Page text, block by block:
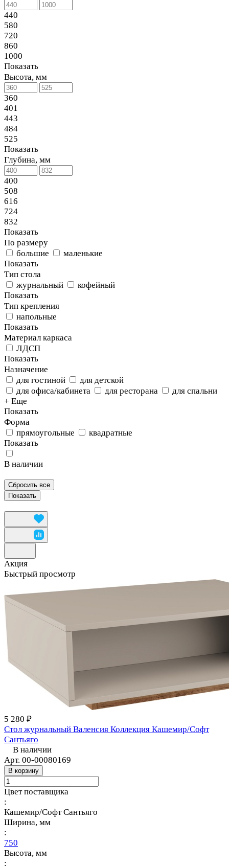
440
580
720
860
1000
Показать
Высота, мм
360
401
443
484
525
Показать
Глубина, мм
400
508
616
724
832
Показать
По размеру
большие
маленькие
Показать
Тип стола
журнальный
кофейный
Показать
Тип крепления
напольные
Показать
Материал каркаса
ЛДСП
Показать
Назначение
для гостиной
для детской
для офиса/кабинета
для ресторана
для спальни
+ Еще
Показать
Форма
прямоугольные
квадратные
Показать
В наличии
Сбросить все
Акция
Быстрый просмотр
5 280 ₽
Стол журнальный Валенсия Коллекция Кашемир/Софт
Сантьяго
В наличии
Арт. 00-00080169
В корзину
Цвет поставщика
:
Кашемир/Софт Сантьяго
Ширина, мм
:
750
Высота, мм
: